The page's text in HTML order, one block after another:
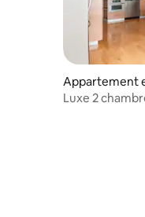
Appartement
St. Louis
Luxe 2